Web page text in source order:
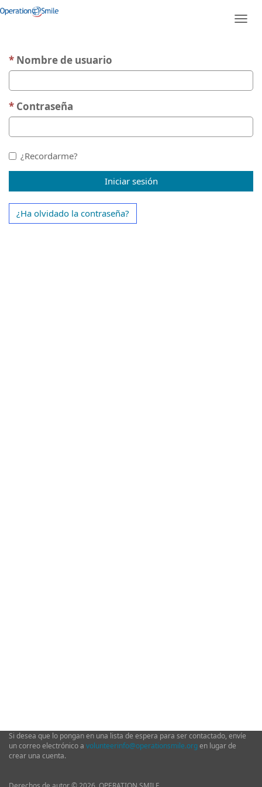
Iniciar sesión con una cuenta local
Nombre de usuario
Contraseña
¿Recordarme?
Iniciar sesión
¿Ha olvidado la contraseña?
Si desea que lo pongan en una lista de espera para ser contactado, envíe
un correo electrónico a volunteerinfo@operationsmile.orgen lugar de
crear una cuenta.